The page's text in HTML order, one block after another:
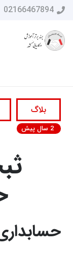
02166467894
بلاگ
2 سال پیش